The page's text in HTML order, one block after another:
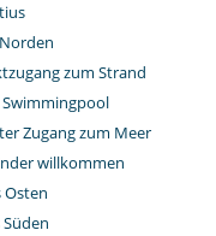
zum Strand
Zugang zum Meer
willkommen